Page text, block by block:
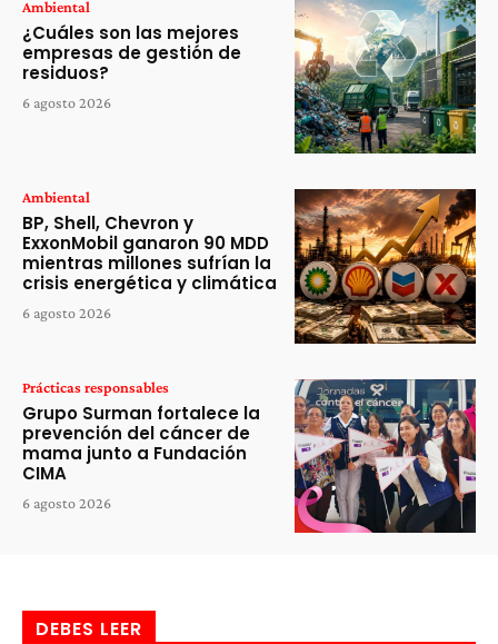
Ambiental
¿Cuáles son las mejores
empresas de gestión de
residuos?
6 agosto 2026
Ambiental
BP, Shell, Chevron y
ExxonMobil ganaron 90 MDD
mientras millones sufrían la
crisis energética y climática
6 agosto 2026
Prácticas responsables
Grupo Surman fortalece la
prevención del cáncer de
mama junto a Fundación
CIMA
6 agosto 2026
DEBES LEER